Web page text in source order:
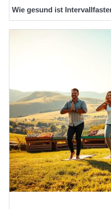
Wie gesund ist